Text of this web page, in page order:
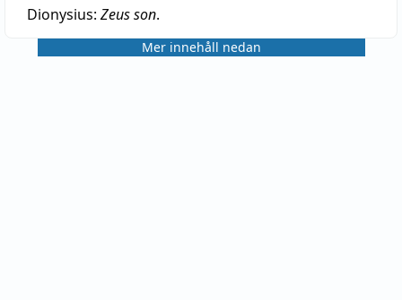
Dionysius: Zeus son.
Mer innehåll nedan